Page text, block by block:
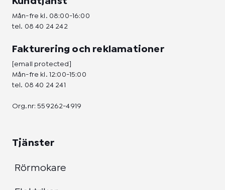
Mån-fre kl. 08:00-16:00
tel. 08 40 24 242
Fakturering och reklamationer
[email protected]
Mån-fre kl. 12:00-15:00
tel. 08 40 24 241
Org.nr: 559262-4919
Tjänster
Rörmokare